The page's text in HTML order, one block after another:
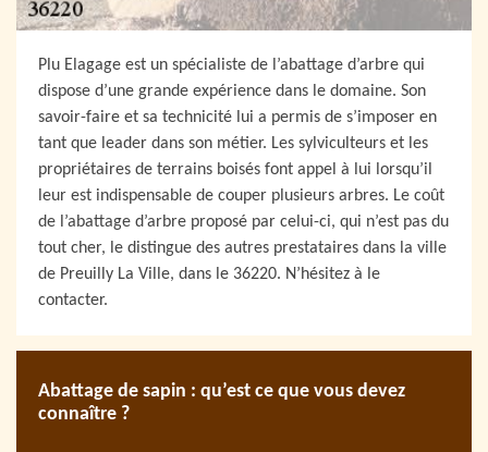
Plu Elagage est un spécialiste de l’abattage d’arbre qui
dispose d’une grande expérience dans le domaine. Son
savoir-faire et sa technicité lui a permis de s’imposer en
tant que leader dans son métier. Les sylviculteurs et les
propriétaires de terrains boisés font appel à lui lorsqu’il
leur est indispensable de couper plusieurs arbres. Le coût
de l’abattage d’arbre proposé par celui-ci, qui n’est pas du
tout cher, le distingue des autres prestataires dans la ville
de Preuilly La Ville, dans le 36220. N’hésitez à le
contacter.
Abattage de sapin : qu’est ce que vous devez
connaître ?